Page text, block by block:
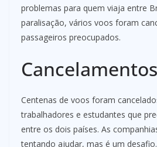
problemas para quem viaja entre
paralisação, vários voos foram
passageiros preocupados.
Centenas de voos foram
trabalhadores e estudantes que
entre os dois países. As
tentando ajudar, mas é um desafio.